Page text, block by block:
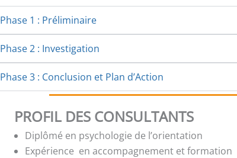
Phase 1 : Préliminaire
Phase 2 : Investigation
Phase 3 : Conclusion et Plan d’Action
PROFIL DES CONSULTANTS
Diplômé en psychologie de l’orientation
Expérience en accompagnement et formation